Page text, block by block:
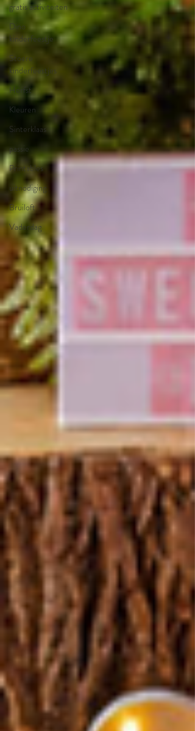
gratis activiteiten
Dino
kinderfeestje
Stoere
kinderfeestjes
Herfst
Kleuren
Sinterklaas
passie
Printables
uitnodiging
Bruiloft
Vaderdag